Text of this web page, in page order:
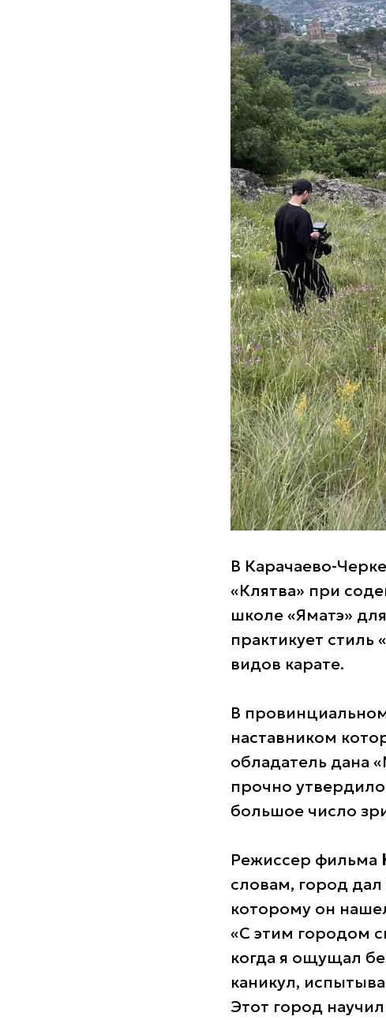
В Карачаево-
«Клятва» при
школе «Яматэ»
практикует стиль
видов карате.
В
наставником
обладатель дана
прочно
большое число
Режиссер фильма
словам, город
которому он
«С этим городом
когда я ощущал
каникул,
Этот город